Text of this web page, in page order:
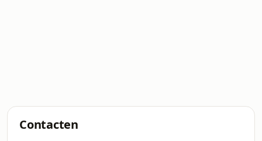
Contacten